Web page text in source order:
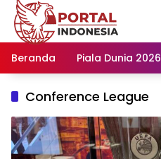
Langsung
konten
Beranda
Piala Dunia 2026
Conference League